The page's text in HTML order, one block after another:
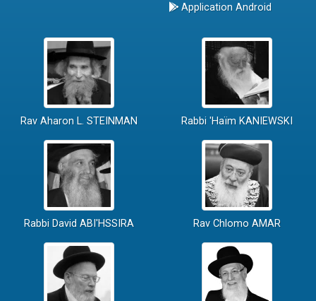
Application Android
Rav Aharon L. STEINMAN Rabbi 'Haïm KANIEWSKI
Rabbi David ABI'HSSIRA Rav Chlomo AMAR